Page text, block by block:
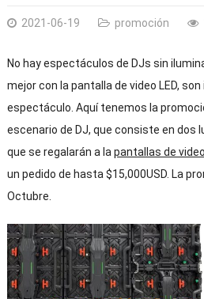
2021-06-19 promoción
No hay espectáculos de DJs sin
mejor con la pantalla de video LED,
espectáculo. Aquí tenemos la
escenario de DJ, que consiste en dos
que se regalarán a la pantallas de
un pedido de hasta $15,000USD. La
Octubre.